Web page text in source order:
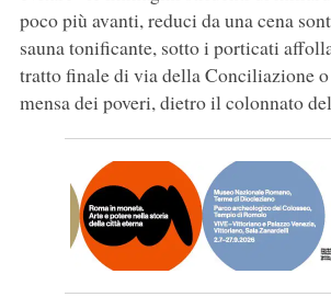
poco più avanti, reduci da una cena
sauna tonificante, sotto i porticati
tratto finale di via della Conciliazione
mensa dei poveri, dietro il colonnato